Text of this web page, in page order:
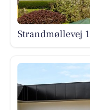
Strandmøllevej